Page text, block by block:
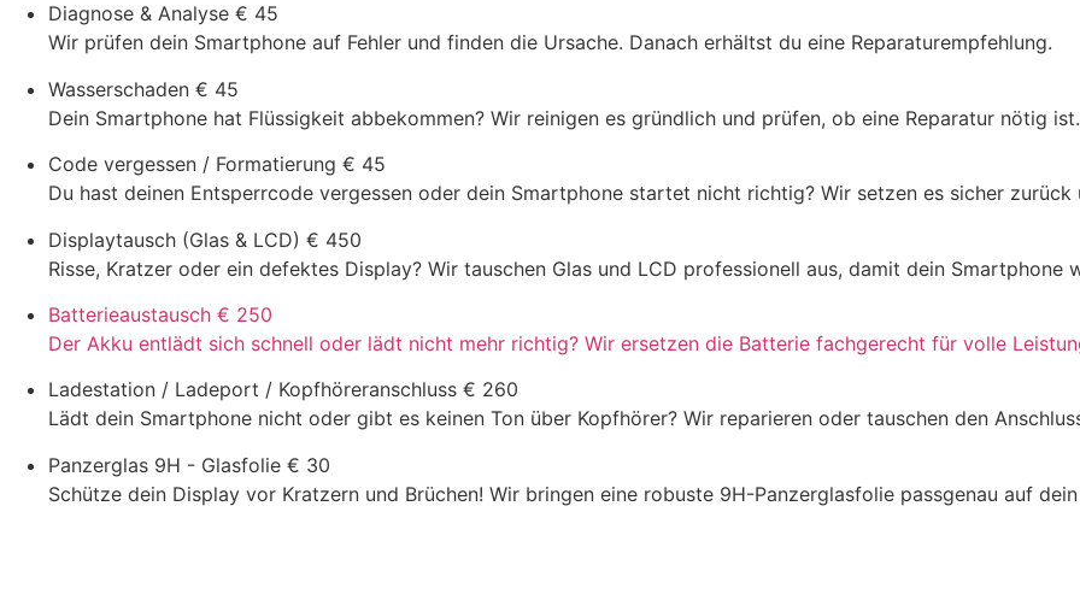
Diagnose & Analyse € 45
Wir prüfen dein Smartphone auf Fehler und finden die Ursache. Danach erhältst du eine Reparaturempfehlung.
Wasserschaden € 45
Dein Smartphone hat Flüssigkeit abbekommen? Wir reinigen es gründlich und prüfen, ob eine Reparatur nötig ist.
Code vergessen / Formatierung € 45
Du hast deinen Entsperrcode vergessen oder dein Smartphone startet nicht richtig? Wir setzen es sicher zurück
Displaytausch (Glas & LCD) € 450
Risse, Kratzer oder ein defektes Display? Wir tauschen Glas und LCD professionell aus, damit dein Smartphone
Batterieaustausch € 250
Der Akku entlädt sich schnell oder lädt nicht mehr richtig? Wir ersetzen die Batterie fachgerecht für volle
Ladestation / Ladeport / Kopfhöreranschluss € 260
Lädt dein Smartphone nicht oder gibt es keinen Ton über Kopfhörer? Wir reparieren oder tauschen den
Panzerglas 9H - Glasfolie € 30
Schütze dein Display vor Kratzern und Brüchen! Wir bringen eine robuste 9H-Panzerglasfolie passgenau auf